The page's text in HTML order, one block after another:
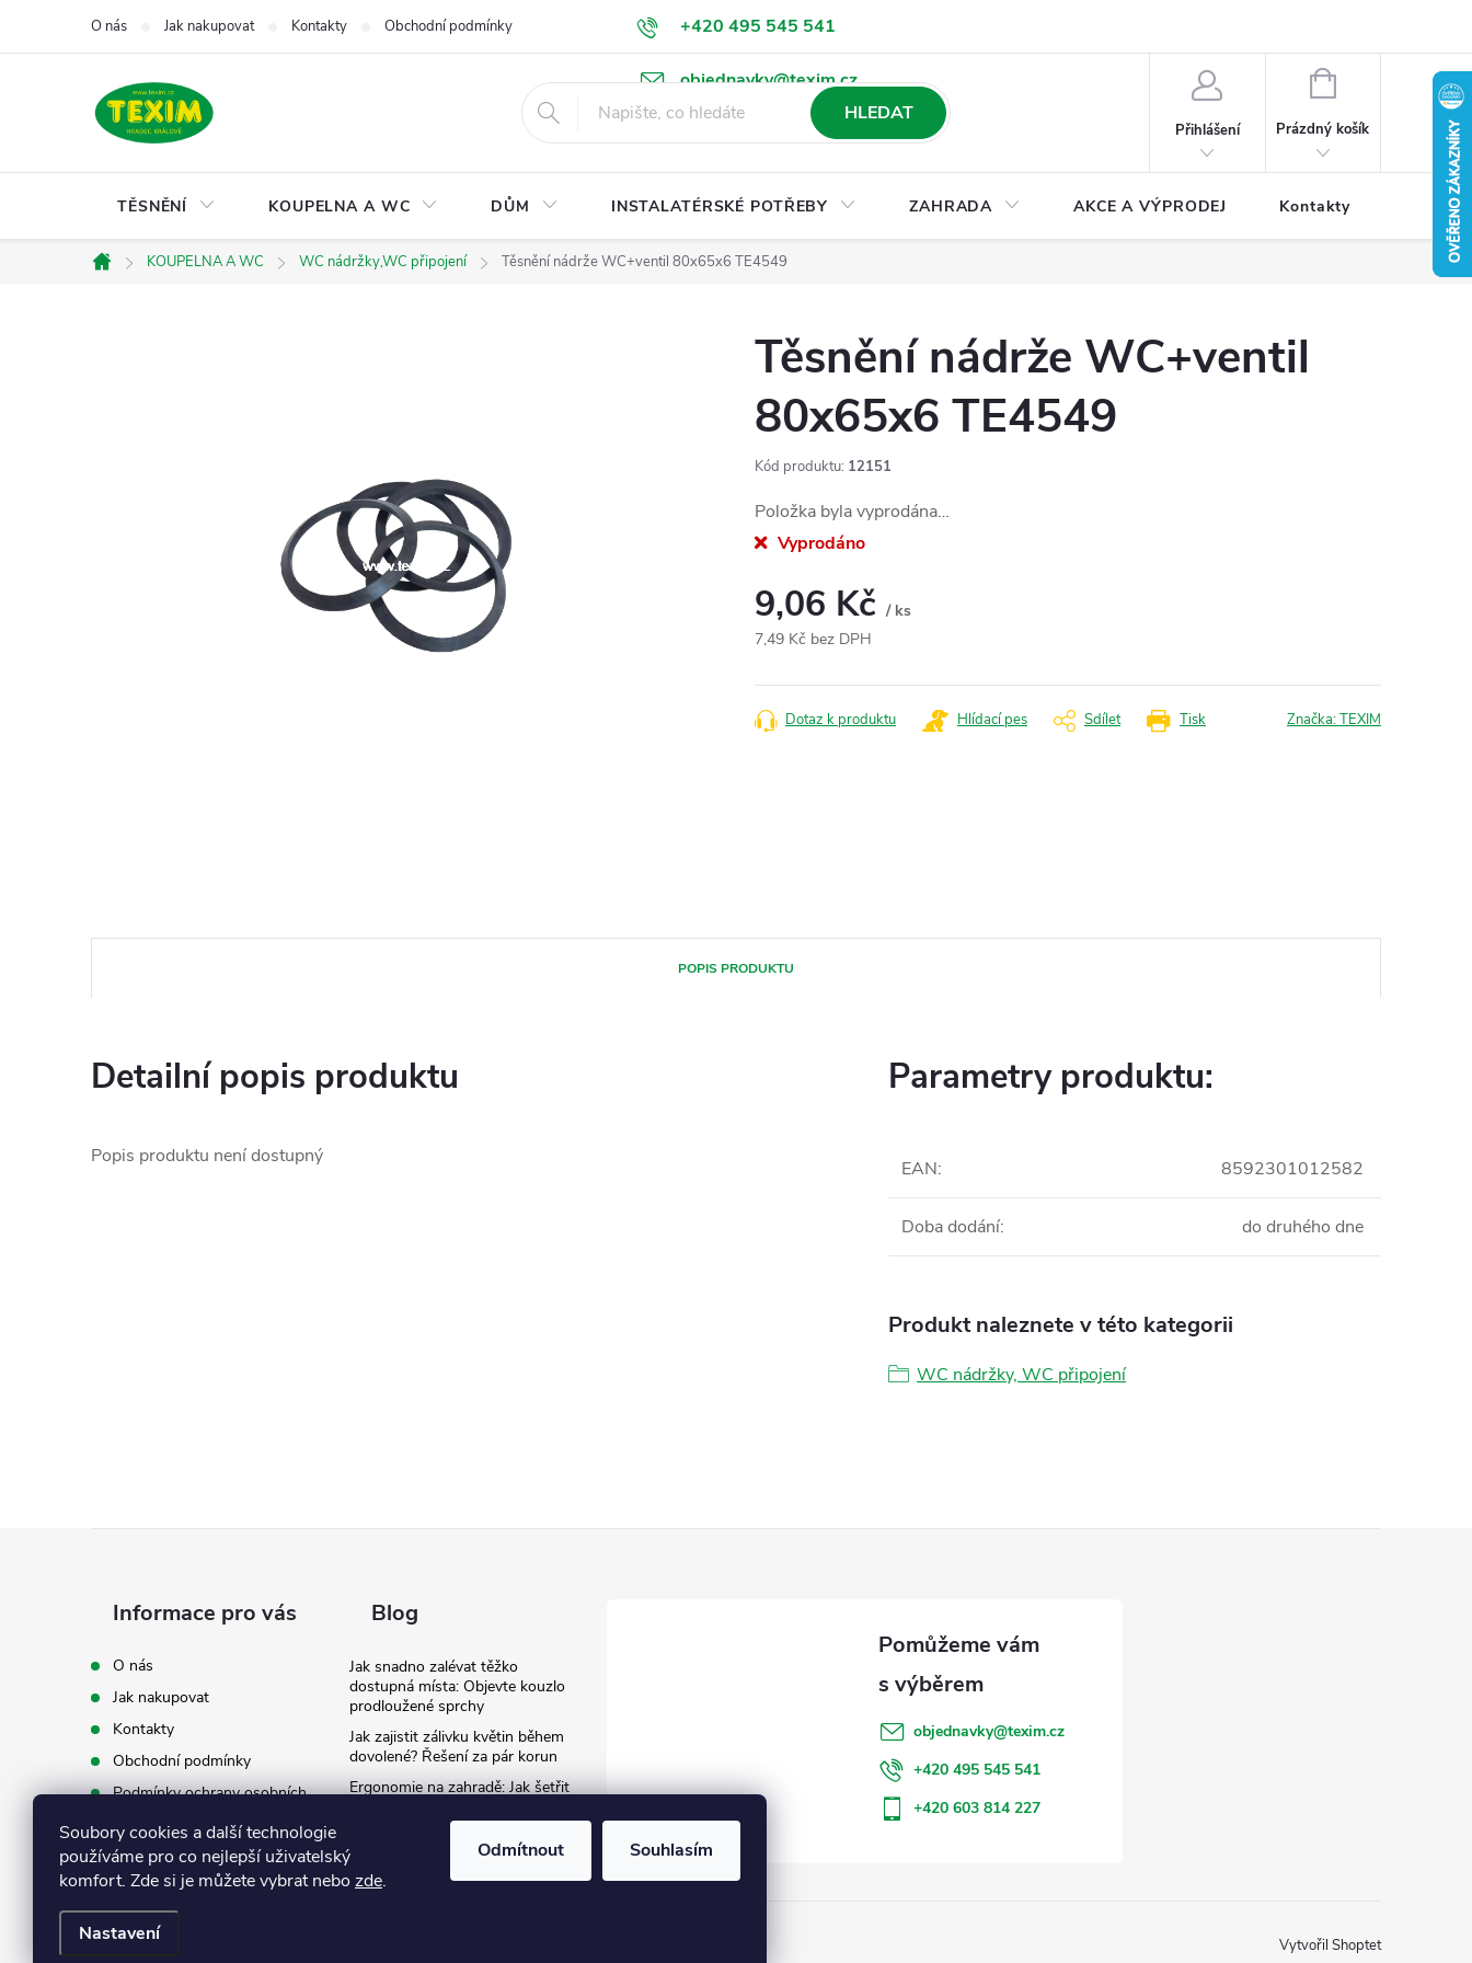
Soubory cookies a další technologie
používáme pro co nejlepší uživatelský
komfort. Zde si je můžete vybrat nebo zde.
Nastavení
Odmítnout Souhlasím
+420 495 545 541
objednavky@texim.cz
O nás Jak nakupovat Kontakty Obchodní podmínky Podmínky ochrany osobních údajů Ke stažení
HLEDAT
Přihlášení
NÁKUPNÍ
Prázdný košík
TĚSNĚNÍ KOUPELNA A WC DŮM INSTALATÉRSKÉ POTŘEBY ZAHRADA AKCE A VÝPRODEJ Kontakty
Domů
KOUPELNA A WC WC nádržky,WC připojení Těsnění nádrže WC+ventil 80x65x6 TE4549
Těsnění nádrže WC+ventil
80x65x6 TE4549
Kód produktu: 12151
Položka byla vyprodána…
Vyprodáno
9,06 Kč / ks
7,49 Kč bez DPH
cena:
Tisk
Dotaz k produktu Hlídací pes Sdílet Značka:TEXIM
POPIS PRODUKTU
Detailní popis produktu
Popis produktu není dostupný
Parametry produktu:
EAN: 8592301012582
Doba dodání: do druhého dne
Produkt naleznete v této kategorii
WC nádržky, WC připojení
Informace pro vás
O nás
Jak nakupovat
Kontakty
Obchodní podmínky
Podmínky ochrany osobních
Ke stažení
Blog
Jak snadno zalévat těžko
dostupná místa: Objevte kouzlo
prodloužené sprchy
Jak zajistit zálivku květin během
dovolené? Řešení za pár korun
Ergonomie na zahradě: Jak šetřit
objednavky@texim.cz
+420 495 545 541
+420 603 814 227
Vytvořil Shoptet
Copyright 2026